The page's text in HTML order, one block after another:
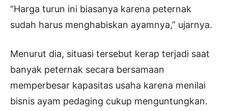
“Harga turun ini biasanya karena peternak
sudah harus menghabiskan ayamnya,” ujarnya.
Menurut dia, situasi tersebut kerap terjadi saat
banyak peternak secara bersamaan
memperbesar kapasitas usaha karena menilai
bisnis ayam pedaging cukup menguntungkan.